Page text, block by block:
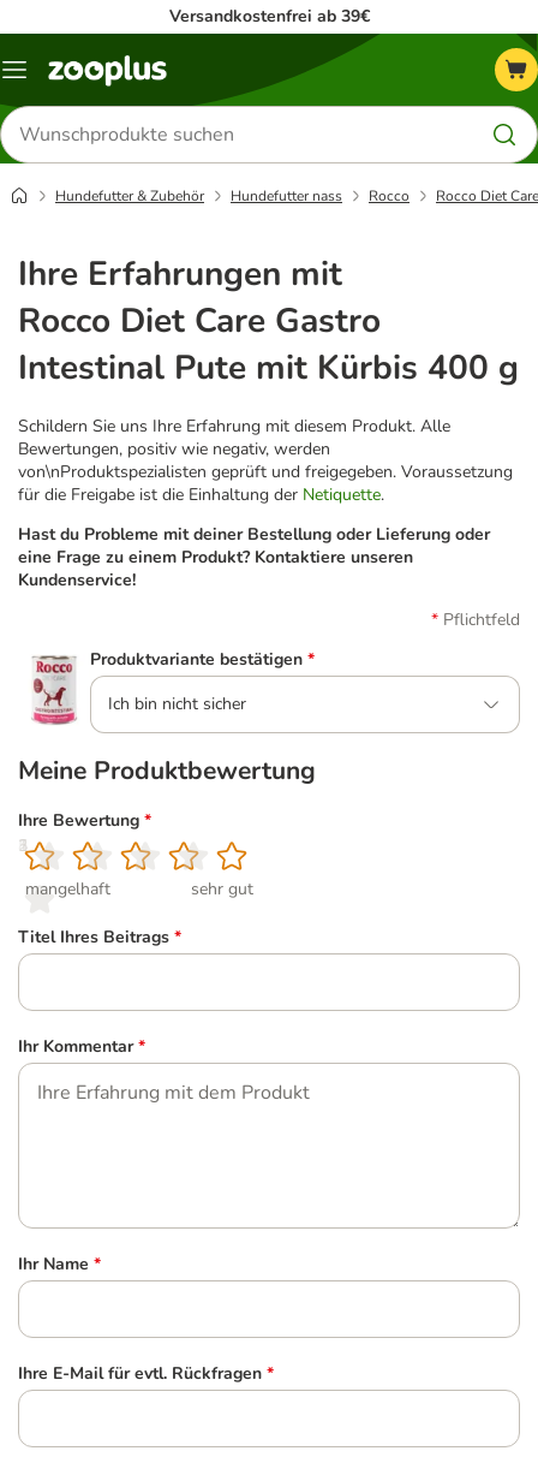
Versandkostenfrei ab 39€
Menü
Produkte
suchen
Hundefutter & Zubehör Hundefutter nass Rocco Rocco Diet
Ihre Erfahrungen mit
Rocco Diet Care Gastro
Intestinal Pute mit Kürbis 400 g
Schildern Sie uns Ihre Erfahrung mit diesem Produkt. Alle
Bewertungen, positiv wie negativ, werden
von\nProduktspezialisten geprüft und freigegeben. Voraussetzung
für die Freigabe ist die Einhaltung der Netiquette.
Hast du Probleme mit deiner Bestellung oder Lieferung oder
eine Frage zu einem Produkt? Kontaktiere unseren
Kundenservice!
Pflichtfeld
Produktvariante bestätigen *
Ich bin nicht sicher
Meine Produktbewertung
Ihre Bewertung *
1
mangelhaft
2
3
4
5
sehr gut
Titel Ihres Beitrags *
Ihr Kommentar *
Ihr Name *
Ihre E-Mail für evtl. Rückfragen *